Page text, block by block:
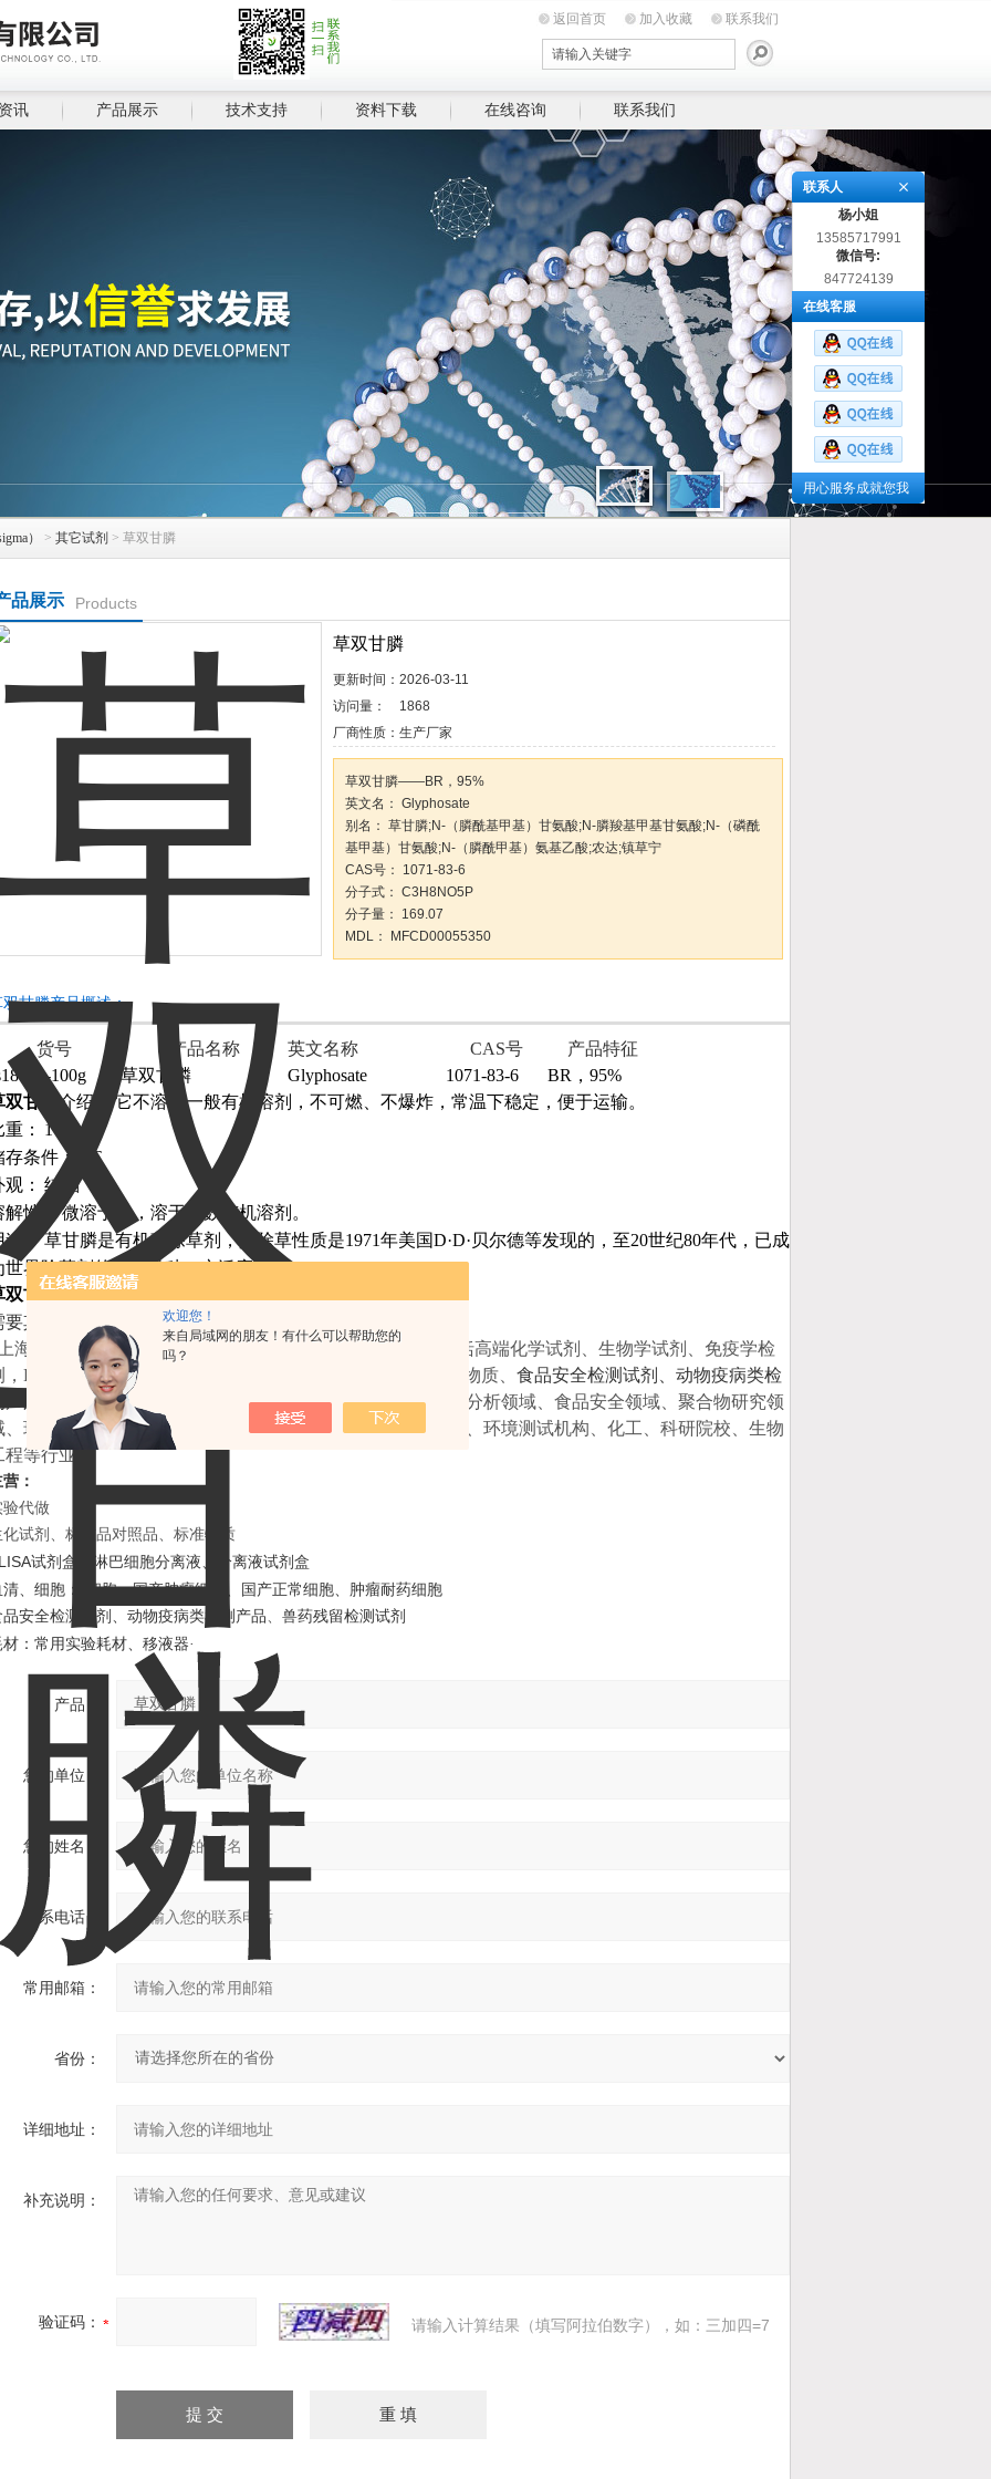
欢迎您！
来自局域网的朋友！有什么可以帮助您的
吗？
返回首页 加入收藏 联系我们
讯 产品展示 技术支持 资料下载 在线咨询 联系我们
） > 其它试剂 > 草双甘膦
品展示 Products
草双甘膦
更新时间： 2026-03-11
访问量：
1868
厂商性质： 生产厂家
草双甘膦——BR，95%
英文名： Glyphosate
别名： 草甘膦;N-（膦酰基甲基）甘氨酸;N-膦羧基甲基甘氨酸;N-（磷酰
基甲基）甘氨酸;N-（膦酰甲基）氨基乙酸;农达;镇草宁
CAS号： 1071-83-6
分子式： C3H8NO5P
分子量： 169.07
MDL： MFCD00055350
双甘膦产品概述：
货号 产品名称 英文名称 CAS号
产品特征
100g
草双甘膦 Glyphosate 1071-83-6
BR，95%
双甘膦
介绍：
它不溶于一般有机溶剂，不可燃、不爆炸，常温下稳定，便于运输。
：
1·74
存条件：
RT
： 结晶
解性：微溶于水，溶于多数有机溶剂。
途：草甘膦是有机磷除草剂，其除草性质是1971年美国D·D·贝尔德等发现的，至20世纪80年代，已成
世界除草剂的重要品种。广泛应用
双甘膦敏感性：对光敏感
要其它规格包装请联系咨询客服！
海
生物科技有限公司专业提供科研试剂产品，主要包括高端化学试剂、生物学试剂、 免疫学检
ELISA试剂盒、生化试剂盒、 分析标准品、对照品、标准物质
食品安全检测试剂、动物疫病类检
兽药残留检测试剂、 细胞培养服务等，应用覆盖药物分析领域、食品安全领域、聚合物研究领
、环境监测领域，客户广泛分布于食品、制药、第三方检测、环境测试机构、化工、科研院校、生物
程等行业。
：
验代做
化试剂 、 标准品对照品、标准物质
试剂盒、 淋巴细胞分离液、分离液试剂盒
、 细胞：*细胞、国产肿瘤细胞、国产正常细胞、肿瘤耐药细胞
品安全检测试剂、动物疫病类检测产品、 兽药残留检测试剂
： 常用 实验耗材、移液器·
产品：
您的单位：
您的姓名：
联系电话：
常用邮箱：
省份：
详细地址：
补充说明：
验证码： 请输入计算结果（填写阿拉伯数字），如：三加四=7
联系人
杨小姐
13585717991
微信号:
847724139
在线客服
用心服务成就您我